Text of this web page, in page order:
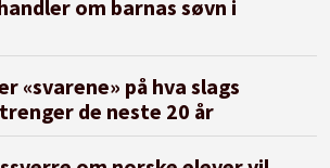
om barnas søvn i
«svarene» på hva slags
de neste 20 år